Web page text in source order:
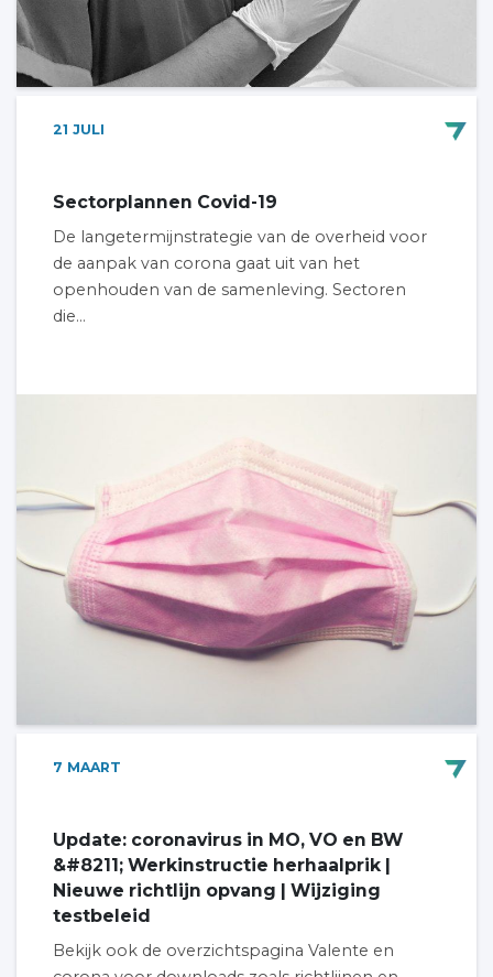
21 JULI
Sectorplannen Covid-19
De langetermijnstrategie van de overheid voor
de aanpak van corona gaat uit van het
openhouden van de samenleving. Sectoren
die...
7 MAART
Update: coronavirus in MO, VO en BW
&#8211; Werkinstructie herhaalprik |
Nieuwe richtlijn opvang | Wijziging
testbeleid
Bekijk ook de overzichtspagina Valente en